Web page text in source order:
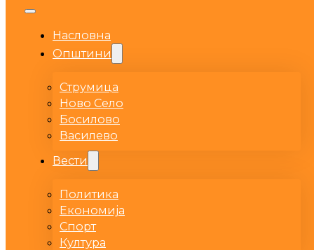
Насловна
Општини
Струмица
Ново Село
Босилово
Василево
Вести
Политика
Економија
Спорт
Култура